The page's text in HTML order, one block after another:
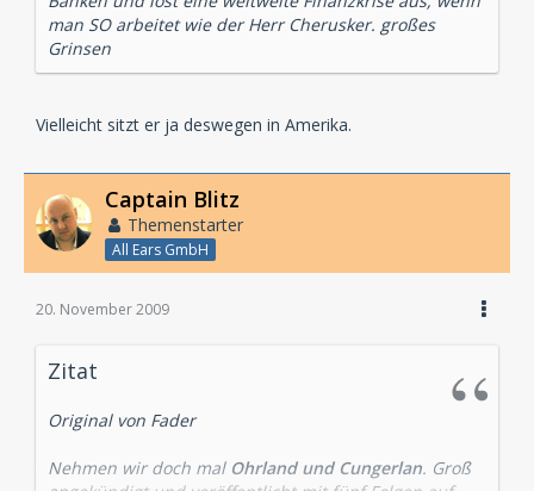
man SO arbeitet wie der Herr Cherusker. großes
Grinsen
Vielleicht sitzt er ja deswegen in Amerika.
Captain Blitz
Themenstarter
All Ears GmbH
20. November 2009
Zitat
Original von Fader
Nehmen wir doch mal Ohrland und Cungerlan. Groß